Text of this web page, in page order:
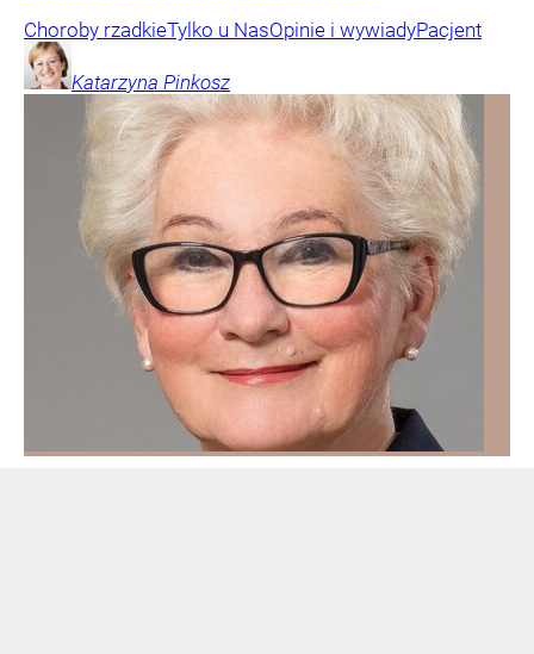
Choroby rzadkieTylko u NasOpinie i wywiadyPacjent
Katarzyna Pinkosz